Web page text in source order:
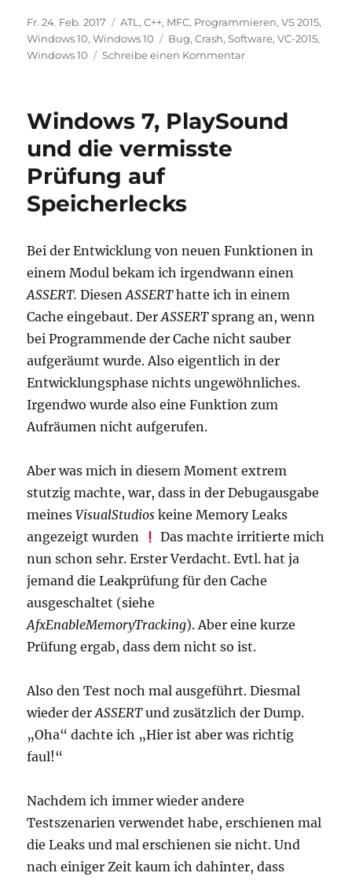
Veröffentlicht
am
Fr. 24. Feb. 2017 Kategorien
ATL ,C++, MFC, Programmieren,VS 2015,
Windows 10,Windows 10 Schlagwörter
Bug,Crash,Software,VC-2015,
Windows 10
Schreibe einen Kommentarzu
führt
zu
zufälligen
von
Anwendungen
Windows 7, PlaySound
und die vermisste
Prüfung auf
Speicherlecks
Bei der Entwicklung von neuen Funktionen in
einem Modul bekam ich irgendwann einen
ASSERT. DiesenASSERThatte ich in einem
Cache eingebaut. DerASSERTsprang an, wenn
bei Programmende der Cache nicht sauber
aufgeräumt wurde. Also eigentlich in der
Entwicklungsphase nichts ungewöhnliches.
Irgendwo wurde also eine Funktion zum
Aufräumen nicht aufgerufen.
Aber was mich in diesem Moment extrem
stutzig machte, war, dass in der Debugausgabe
meinesVisualStudios keine Memory Leaks
angezeigt wurden
Das machte irritierte mich
nun schon sehr. Erster Verdacht. Evtl. hat ja
jemand die Leakprüfung für den Cache
ausgeschaltet (siehe
AfxEnableMemoryTracking). Aber eine kurze
Prüfung ergab, dass dem nicht so ist.
Also den Test noch mal ausgeführt. Diesmal
wieder derASSERTund zusätzlich der Dump.
„Oha“ dachte ich „Hier ist aber was richtig
faul!“
Nachdem ich immer wieder andere
Testszenarien verwendet habe, erschienen mal
die Leaks und mal erschienen sie nicht. Und
nach einiger Zeit kaum ich dahinter, dass